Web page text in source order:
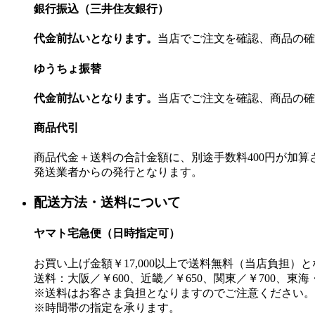
銀行振込（三井住友銀行）
代金前払いとなります。 当店でご注文を確認、商品の
ゆうちょ振替
代金前払いとなります。 当店でご注文を確認、商品の
商品代引
商品代金＋送料の合計金額に、別途手数料400円が加
発送業者からの発行となります。
配送方法・送料について
ヤマト宅急便（日時指定可）
お買い上げ金額￥17,000以上で送料無料（当店負担）と
送料：大阪／￥600、近畿／￥650、関東／￥700、東
※送料はお客さま負担となりますのでご注意ください。
※時間帯の指定を承ります。